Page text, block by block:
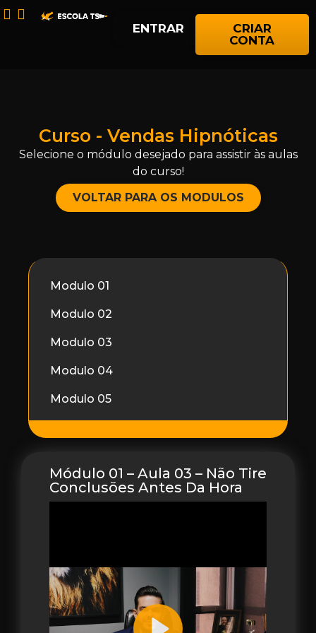
ENTRAR
CRIAR
CONTA
Curso - Vendas Hipnóticas
Selecione o módulo desejado para assistir às aulas
do curso!
VOLTAR PARA OS MODULOS
Modulo 01
Modulo 02
Modulo 03
Modulo 04
Modulo 05
Módulo 01 – Aula 03 – Não Tire
Conclusões Antes Da Hora